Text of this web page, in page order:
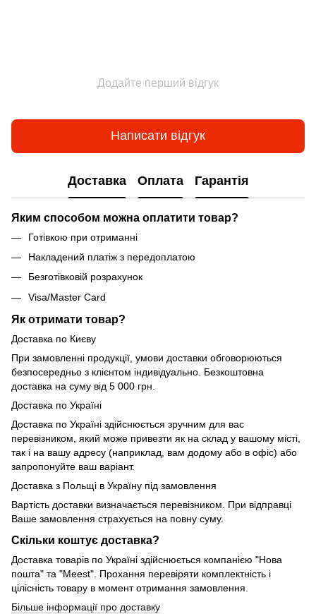
Додайте перший відгук
Написати відгук
Доставка Оплата Гарантія
Яким способом можна оплатити товар?
Готівкою при отриманні
Накладений платіж з передоплатою
Безготівковій розрахунок
Visa/Master Card
Як отримати товар?
Доставка по Києву
При замовленні продукції, умови доставки обговорюються
безпосередньо з клієнтом індивідуально. Безкоштовна
доставка на суму від 5 000 грн.
Доставка по Україні
Доставка по Україні здійснюється зручним для вас
перевізником, який може привезти як на склад у вашому місті,
так і на вашу адресу (наприклад, вам додому або в офіс) або
запропонуйте ваш варіант.
Доставка з Польщі в Україну під замовлення
Вартість доставки визначається перевізником. При відправці
Ваше замовлення страхується на повну суму.
Скільки коштує доставка?
Доставка товарів по Україні здійснюється компанією "Нова
пошта" та "Meest". Прохання перевіряти комплектність і
цілісність товару в момент отримання замовлення.
Більше інформації про доставку